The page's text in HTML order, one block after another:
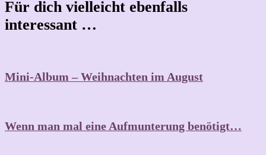
Für dich vielleicht ebenfalls
interessant …
Mini-Album – Weihnachten im August
Wenn man mal eine Aufmunterung benötigt…